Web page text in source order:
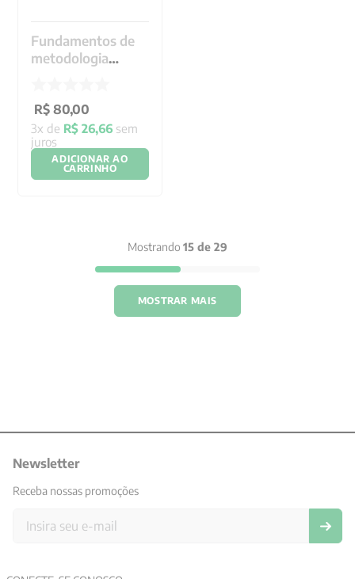
Fundamentos de
metodologia
R$ 80,00
3x de R$ 26,66 sem
juros
ADICIONAR AO
CARRINHO
Mostrando 15 de 29
MOSTRAR MAIS
Newsletter
Receba nossas promoções